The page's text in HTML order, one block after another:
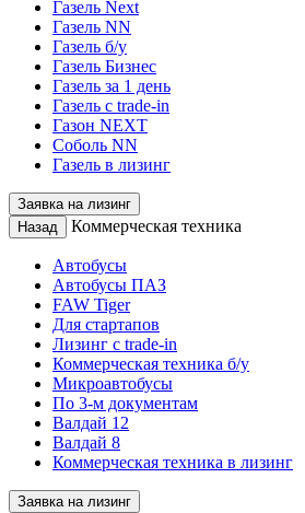
Газель Next
Газель NN
Газель б/у
Газель Бизнес
Газель за 1 день
Газель с trade-in
Газон NEXT
Соболь NN
Газель в лизинг
Заявка на лизинг
Назад
Коммерческая техника
Автобусы
Автобусы ПАЗ
FAW Tiger
Для стартапов
Лизинг с trade-in
Коммерческая техника б/у
Микроавтобусы
По 3-м документам
Валдай 12
Валдай 8
Коммерческая техника в лизинг
Заявка на лизинг